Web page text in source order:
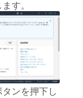
す。
ンを押下し